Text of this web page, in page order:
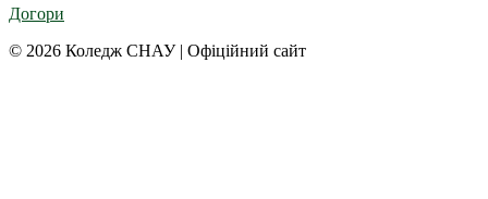
Догори
© 2026 Коледж СНАУ | Офіційний сайт